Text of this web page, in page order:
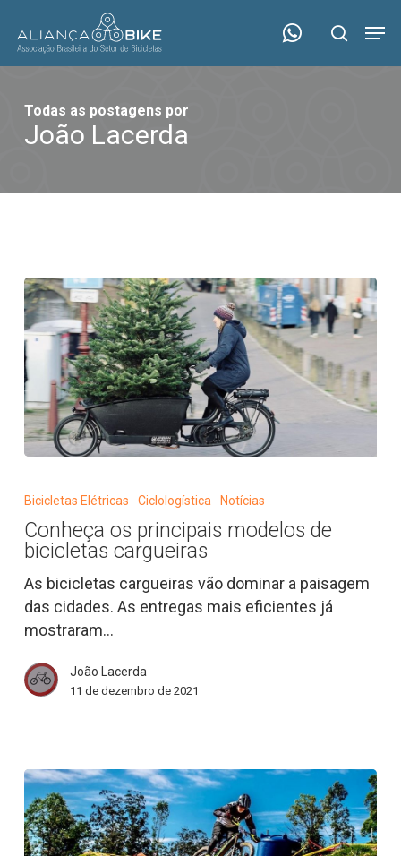
main
search
Todas as postagens por
João Lacerda
modelos
de
bicicletas
cargueiras
Bicicletas Elétricas Ciclologística Notícias
Conheça os principais modelos de
bicicletas cargueiras
As bicicletas cargueiras vão dominar a paisagem
das cidades. As entregas mais eficientes já
mostraram…
João Lacerda
11 de dezembro de 2021